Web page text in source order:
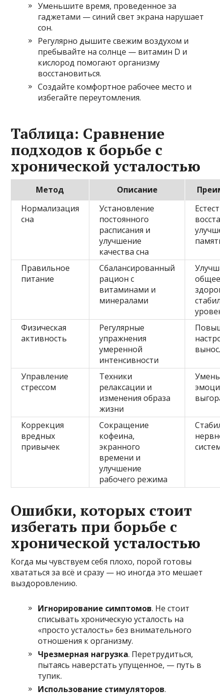
Уменьшите время, проведенное за
гаджетами — синий свет экрана нарушает
сон.
Регулярно дышите свежим воздухом и
пребывайте на солнце — витамин D и
кислород помогают организму
восстановиться.
Создайте комфортное рабочее место и
избегайте переутомления.
Таблица: Сравнение
подходов к борьбе с
хронической усталостью
Метод Описание
Нормализация
сна
Установление
постоянного
расписания и
улучшение
качества сна
Правильное
питание
Сбалансированный
рацион с
витаминами и
минералами
Физическая
активность
Регулярные
упражнения
умеренной
интенсивности
Управление
стрессом
Техники
релаксации и
изменения образа
жизни
Коррекция
вредных
привычек
Сокращение
кофеина,
экранного
времени и
улучшение
рабочего режима
Ошибки, которых стоит
избегать при борьбе с
хронической усталостью
Когда мы чувствуем себя плохо, порой готовы
хвататься за всё и сразу — но иногда это мешает
выздоровлению.
Игнорирование симптомов. Не стоит
списывать хроническую усталость на
«просто усталость» без внимательного
отношения к организму.
Чрезмерная нагрузка. Перетрудиться,
пытаясь наверстать упущенное, — путь в
тупик.
Использование стимуляторов.